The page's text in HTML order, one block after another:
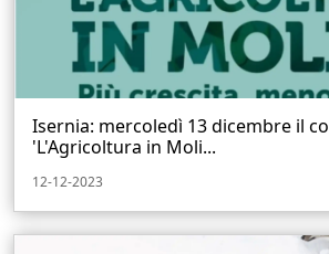
Isernia: mercoledì 13 dicembre il
'L'Agricoltura in Moli...
12-12-2023